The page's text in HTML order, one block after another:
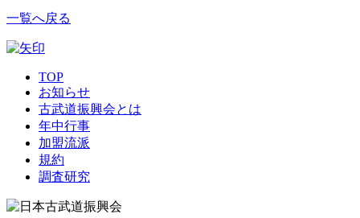
一覧へ戻る
TOP
お知らせ
古武道振興会とは
年中行事
加盟流派
規約
調査研究